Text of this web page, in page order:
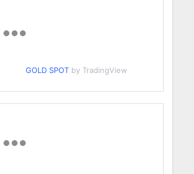
GOLD SPOT by TradingView